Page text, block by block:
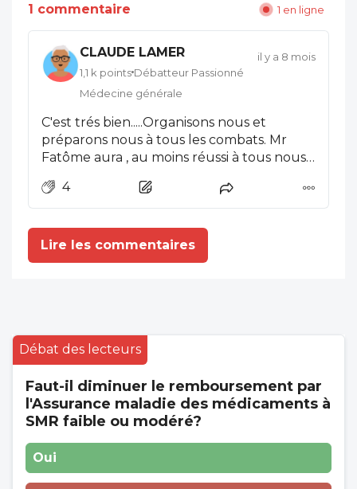
1 commentaire 1 en ligne
CLAUDE LAMER
1,1 k points Débatteur Passionné
Médecine générale
il y a 8 mois
C'est trés bien.....Organisons nous et
préparons nous à tous les combats. Mr
Fatôme aura , au moins réussi à tous nous
vie politique et sociale de la cité, doit, avec
un peu d'imagination, nous ouvrir de
nombreuses possibilités de nous faire
entendre......via la CPAM, entre autres !
4
Lire les commentaires
Débat des lecteurs
Faut-il diminuer le remboursement par
l'Assurance maladie des médicaments à
SMR faible ou modéré?
Oui